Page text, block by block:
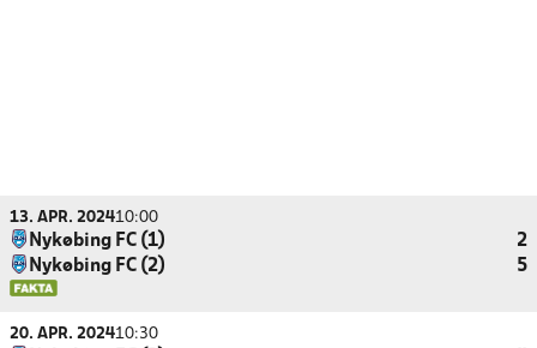
13. APR. 202410:00
Nykøbing FC (1)
2
Nykøbing FC (2)
5
20. APR. 202410:30